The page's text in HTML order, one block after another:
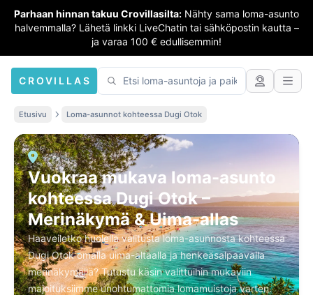
Parhaan hinnan takuu Crovillasilta: Nähty sama loma-asunto
halvemmalla? Lähetä linkki LiveChatin tai sähköpostin kautta –
ja varaa 100 € edullisemmin!
CROVILLAS
Etusivu Loma-asunnot kohteessa Dugi Otok
Vuokraa mukava loma-asunto
kohteessa Dugi Otok –
Merinäkymä & Uima-allas
Haaveiletko huolella valitusta loma-asunnosta kohteessa
Dugi Otok omalla uima-altaalla ja henkeäsalpaavalla
merinäkymällä? Tutustu käsin valittuihin mukaviin
majoituksiimme unohtumattomia lomamuistoja varten.